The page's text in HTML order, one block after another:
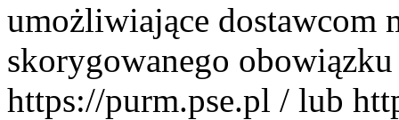
umożliwiające dostawcom
skorygowanego
https://purm.pse.pl / lub